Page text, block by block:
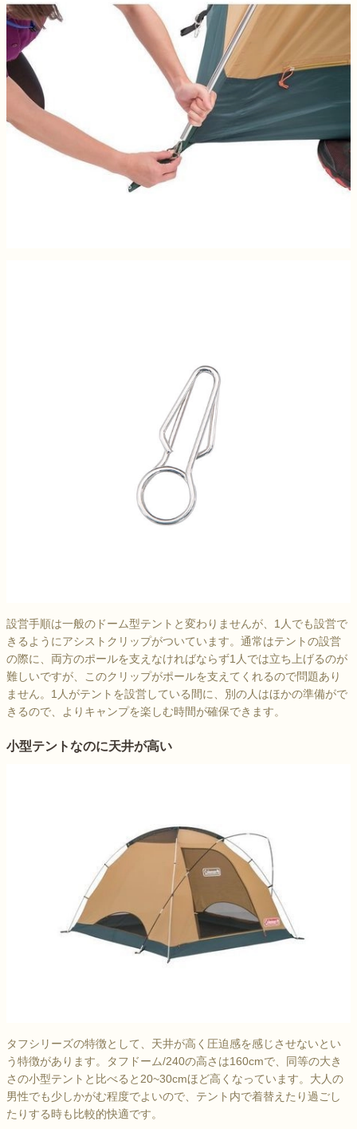
設営手順は一般のドーム型テントと変わりませんが、1人でも設営で
きるようにアシストクリップがついています。通常はテントの設営
の際に、両方のポールを支えなければならず1人では立ち上げるのが
難しいですが、このクリップがポールを支えてくれるので問題あり
ません。1人がテントを設営している間に、別の人はほかの準備がで
きるので、よりキャンプを楽しむ時間が確保できます。
小型テントなのに天井が高い
タフシリーズの特徴として、天井が高く圧迫感を感じさせないとい
う特徴があります。タフドーム/240の高さは160cmで、同等の大き
さの小型テントと比べると20~30cmほど高くなっています。大人の
男性でも少しかがむ程度でよいので、テント内で着替えたり過ごし
たりする時も比較的快適です。